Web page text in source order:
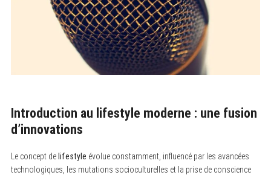
Introduction au lifestyle moderne : une fusion
d’innovations
Le concept de lifestyle évolue constamment, influencé par les avancées
technologiques, les mutations socioculturelles et la prise de conscience